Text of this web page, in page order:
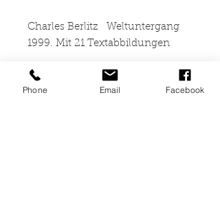
Charles Berlitz Weltuntergang
1999. Mit 21 Textabbildungen
Lizenzausgabe für die
Bertelsmann Club GmbH
Phone Email Facebook